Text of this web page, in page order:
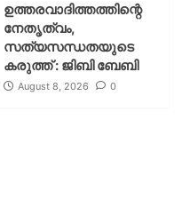
ഉത്തരവാദിത്തത്തിന്റെ
നേതൃത്വം,
സത്യസന്ധതയുടെ
കരുത്ത് : ജിബി ബേബി
August 8, 2026 0